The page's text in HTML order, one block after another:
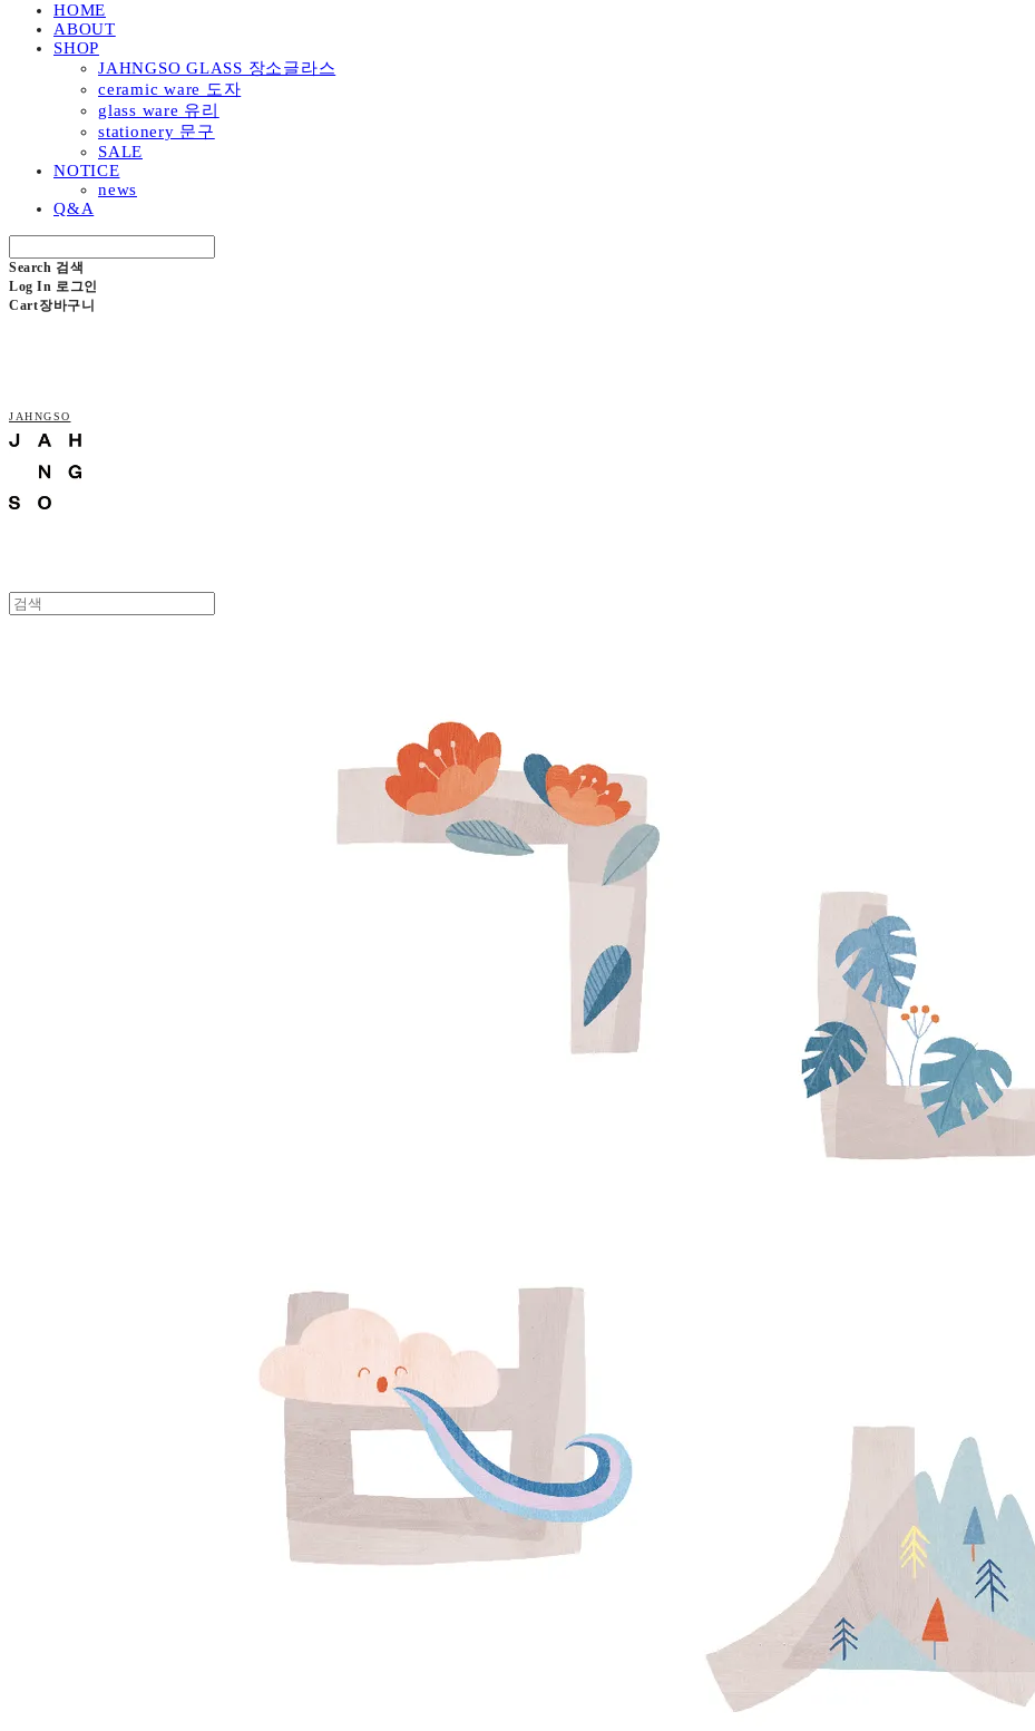
HOME
ABOUT
SHOP
JAHNGSO GLASS 장소글라스
ceramic ware 도자
glass ware 유리
stationery 문구
SALE
NOTICE
news
Q&A
Search 검색
Log In 로그인
Cart장바구니
JAHNGSO